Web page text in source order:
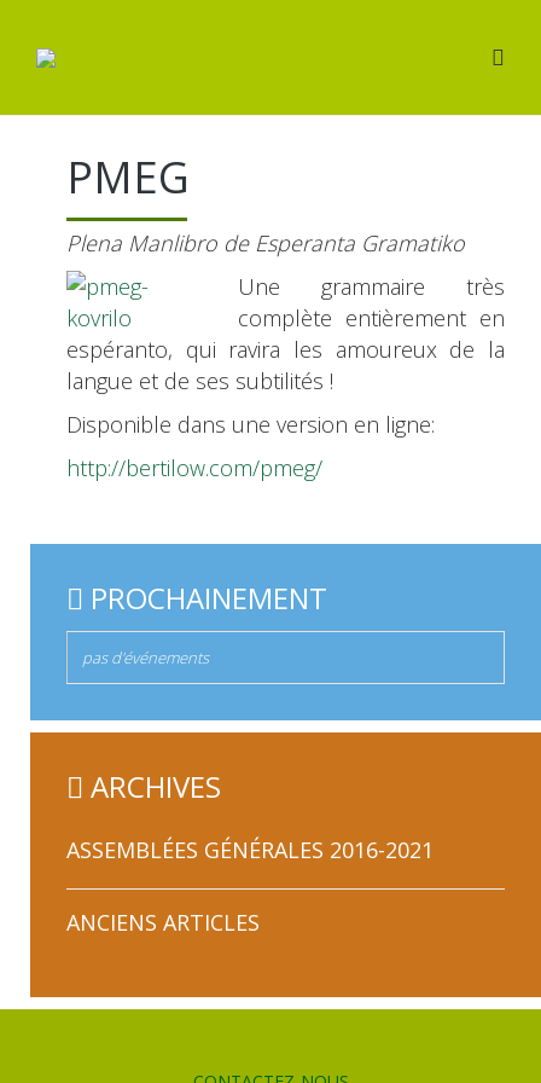
PMEG
Plena Manlibro de Esperanta Gramatiko
Une grammaire très
complète entièrement en
espéranto, qui ravira les amoureux de la
langue et de ses subtilités !
Disponible dans une version en ligne:
http://bertilow.com/pmeg/
PROCHAINEMENT
pas d'événements
ARCHIVES
ASSEMBLÉES GÉNÉRALES 2016-2021
COMPTES-RENDUS DES ASSEMBLÉES
ANCIENS ARTICLES